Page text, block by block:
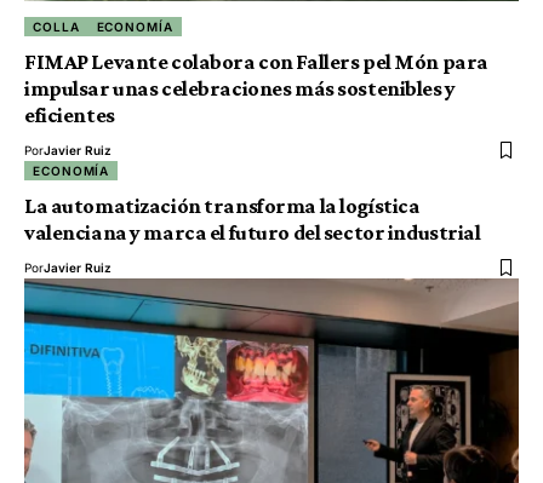
COLLA ECONOMÍA
FIMAP Levante colabora con Fallers pel Món para
impulsar unas celebraciones más sostenibles y
eficientes
PorJavier Ruiz
ECONOMÍA
La automatización transforma la logística
valenciana y marca el futuro del sector industrial
PorJavier Ruiz